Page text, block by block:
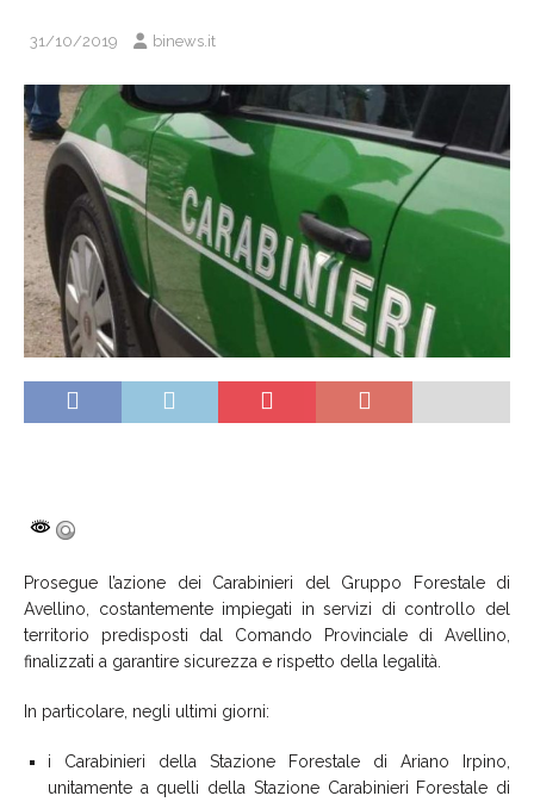
31/10/2019 binews.it
Prosegue l’azione dei Carabinieri del Gruppo Forestale di
Avellino, costantemente impiegati in servizi di controllo del
territorio predisposti dal Comando Provinciale di Avellino,
finalizzati a garantire sicurezza e rispetto della legalità.
In particolare, negli ultimi giorni:
i Carabinieri della Stazione Forestale di Ariano Irpino,
unitamente a quelli della Stazione Carabinieri Forestale di